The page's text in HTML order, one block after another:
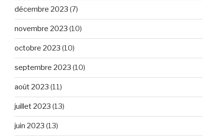
décembre 2023 (7)
novembre 2023 (10)
octobre 2023 (10)
septembre 2023 (10)
août 2023 (11)
juillet 2023 (13)
juin 2023 (13)